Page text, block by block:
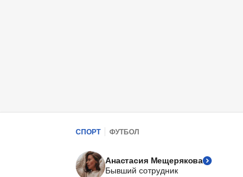
СПОРТ ФУТБОЛ
Анастасия Мещерякова
Бывший сотрудник